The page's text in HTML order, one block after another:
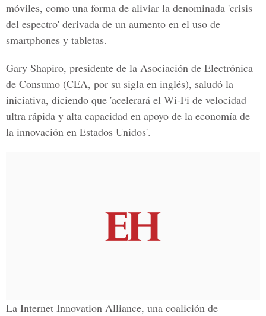
móviles, como una forma de aliviar la denominada 'crisis
del espectro' derivada de un aumento en el uso de
smartphones y tabletas.
Gary Shapiro, presidente de la Asociación de Electrónica
de Consumo (CEA, por su sigla en inglés), saludó la
iniciativa, diciendo que 'acelerará el Wi-Fi de velocidad
ultra rápida y alta capacidad en apoyo de la economía de
la innovación en Estados Unidos'.
La Internet Innovation Alliance, una coalición de